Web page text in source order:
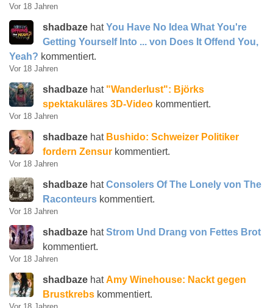
Vor 18 Jahren
shadbaze hatYou Have No Idea What You're
Getting Yourself Into ... von Does It Offend You,
Yeah? kommentiert.
Vor 18 Jahren
shadbaze hat "Wanderlust": Björks
spektakuläres 3D-Video kommentiert.
Vor 18 Jahren
shadbaze hat Bushido: Schweizer Politiker
fordern Zensur kommentiert.
Vor 18 Jahren
shadbaze hatConsolers Of The Lonely von The
Raconteurs kommentiert.
Vor 18 Jahren
shadbaze hatStrom Und Drang von Fettes Brot
kommentiert.
Vor 18 Jahren
shadbaze hatAmy Winehouse: Nackt gegen
Brustkrebs kommentiert.